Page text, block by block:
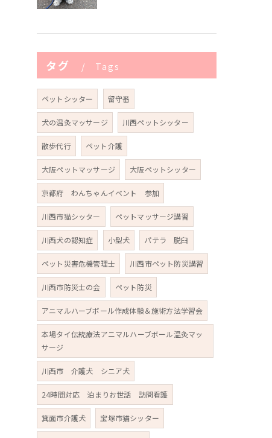
タグ Tags
ペットシッター 留守番
犬の温灸マッサージ 川西ペットシッター
散歩代行 ペット介護
大阪ペットマッサージ 大阪ペットシッター
京都府 わんちゃんイベント 参加
川西市猫シッター ペットマッサージ講習
川西犬の認知症 小型犬 パテラ 脱臼
ペット災害危機管理士 川西市ペット防災講習
川西市防災士の会 ペット防災
アニマルハーブボール作成体験＆施術方法学習会
本場タイ伝統療法アニマルハーブボール温灸マッ
サージ
川西市 介護犬 シニア犬
24時間対応 泊まりお世話 訪問看護
箕面市介護犬 宝塚市猫シッター